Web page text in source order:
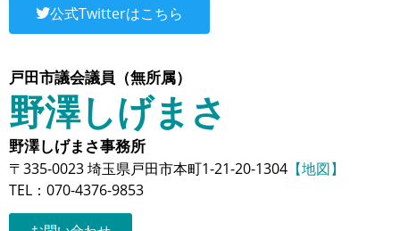
公式Twitterはこちら
戸田市議会議員（無所属）
野澤しげまさ
野澤しげまさ事務所
〒335-0023 埼玉県戸田市本町1-21-20-1304 【地図】
TEL：070-4376-9853